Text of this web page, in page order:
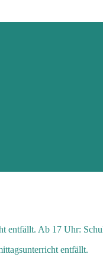
entfällt. Ab 17 Uhr:
entfällt.